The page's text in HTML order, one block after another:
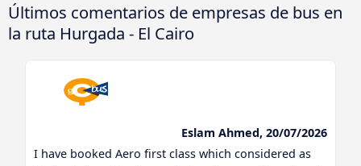
Últimos comentarios de empresas de bus en
la ruta Hurgada - El Cairo
Eslam Ahmed, 20/07/2026
I have booked Aero first class which considered as